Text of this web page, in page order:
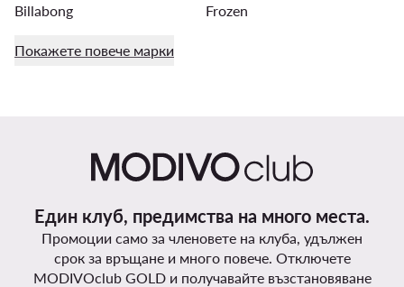
Billabong Frozen
Покажете повече марки
Един клуб, предимства на много места.
Промоции само за членовете на клуба, удължен
срок за връщане и много повече. Отключете
MODIVOclub GOLD и получавайте възстановяване